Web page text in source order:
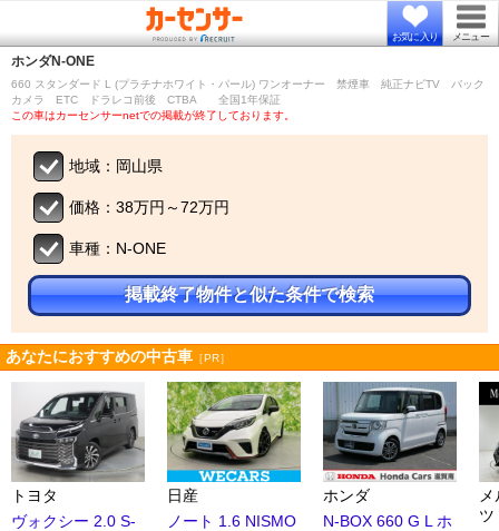
お気に入り メニュー
ホンダN-ONE
660 スタンダード L (プラチナホワイト・パール) ワンオーナー 禁煙車 純正ナビTV バック
カメラ ETC ドラレコ前後 CTBA 全国1年保証
この車はカーセンサーnetでの掲載が終了しております。
地域：岡山県
価格：38万円～72万円
車種：N-ONE
掲載終了物件と似た条件で検索
あなたにおすすめの中古車 ［PR］
トヨタ
ヴォクシー 2.0 S-
日産
ノート 1.6 NISMO
ホンダ
N-BOX 660 G L ホ
ツ